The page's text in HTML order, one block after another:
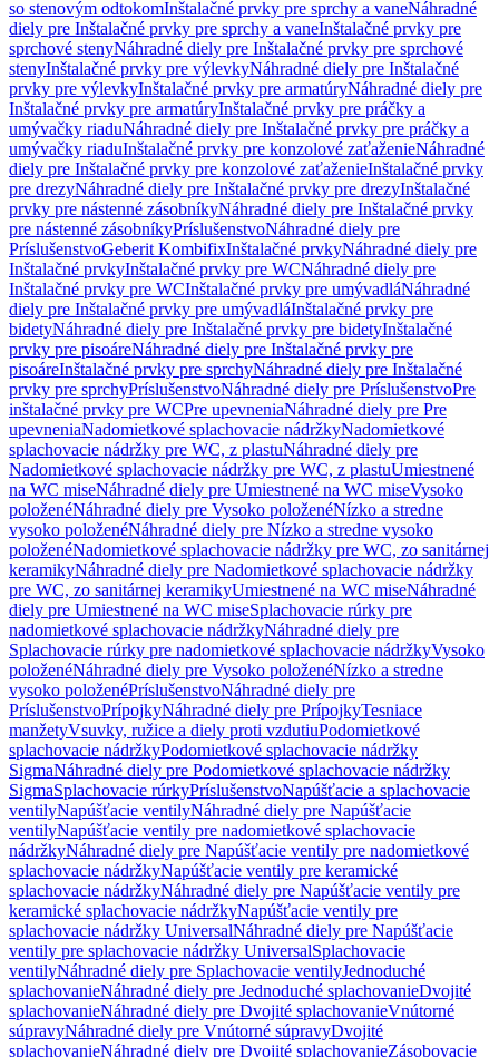
so stenovým odtokomInštalačné prvky pre sprchy a vaneNáhradné
diely pre Inštalačné prvky pre sprchy a vaneInštalačné prvky pre
sprchové stenyNáhradné diely pre Inštalačné prvky pre sprchové
stenyInštalačné prvky pre výlevkyNáhradné diely pre Inštalačné
prvky pre výlevkyInštalačné prvky pre armatúryNáhradné diely pre
Inštalačné prvky pre armatúryInštalačné prvky pre práčky a
umývačky riaduNáhradné diely pre Inštalačné prvky pre práčky a
umývačky riaduInštalačné prvky pre konzolové zaťaženieNáhradné
diely pre Inštalačné prvky pre konzolové zaťaženieInštalačné prvky
pre drezyNáhradné diely pre Inštalačné prvky pre drezyInštalačné
prvky pre nástenné zásobníkyNáhradné diely pre Inštalačné prvky
pre nástenné zásobníkyPríslušenstvoNáhradné diely pre
PríslušenstvoGeberit KombifixInštalačné prvkyNáhradné diely pre
Inštalačné prvkyInštalačné prvky pre WCNáhradné diely pre
Inštalačné prvky pre WCInštalačné prvky pre umývadláNáhradné
diely pre Inštalačné prvky pre umývadláInštalačné prvky pre
bidetyNáhradné diely pre Inštalačné prvky pre bidetyInštalačné
prvky pre pisoáreNáhradné diely pre Inštalačné prvky pre
pisoáreInštalačné prvky pre sprchyNáhradné diely pre Inštalačné
prvky pre sprchyPríslušenstvoNáhradné diely pre PríslušenstvoPre
inštalačné prvky pre WCPre upevneniaNáhradné diely pre Pre
upevneniaNadomietkové splachovacie nádržkyNadomietkové
splachovacie nádržky pre WC, z plastuNáhradné diely pre
Nadomietkové splachovacie nádržky pre WC, z plastuUmiestnené
na WC miseNáhradné diely pre Umiestnené na WC miseVysoko
položenéNáhradné diely pre Vysoko položenéNízko a stredne
vysoko položenéNáhradné diely pre Nízko a stredne vysoko
položenéNadomietkové splachovacie nádržky pre WC, zo sanitárnej
keramikyNáhradné diely pre Nadomietkové splachovacie nádržky
pre WC, zo sanitárnej keramikyUmiestnené na WC miseNáhradné
diely pre Umiestnené na WC miseSplachovacie rúrky pre
nadomietkové splachovacie nádržkyNáhradné diely pre
Splachovacie rúrky pre nadomietkové splachovacie nádržkyVysoko
položenéNáhradné diely pre Vysoko položenéNízko a stredne
vysoko položenéPríslušenstvoNáhradné diely pre
PríslušenstvoPrípojkyNáhradné diely pre PrípojkyTesniace
manžetyVsuvky, ružice a diely proti vzdutiuPodomietkové
splachovacie nádržkyPodomietkové splachovacie nádržky
SigmaNáhradné diely pre Podomietkové splachovacie nádržky
SigmaSplachovacie rúrkyPríslušenstvoNapúšťacie a splachovacie
ventilyNapúšťacie ventilyNáhradné diely pre Napúšťacie
ventilyNapúšťacie ventily pre nadomietkové splachovacie
nádržkyNáhradné diely pre Napúšťacie ventily pre nadomietkové
splachovacie nádržkyNapúšťacie ventily pre keramické
splachovacie nádržkyNáhradné diely pre Napúšťacie ventily pre
keramické splachovacie nádržkyNapúšťacie ventily pre
splachovacie nádržky UniversalNáhradné diely pre Napúšťacie
ventily pre splachovacie nádržky UniversalSplachovacie
ventilyNáhradné diely pre Splachovacie ventilyJednoduché
splachovanieNáhradné diely pre Jednoduché splachovanieDvojité
splachovanieNáhradné diely pre Dvojité splachovanieVnútorné
súpravyNáhradné diely pre Vnútorné súpravyDvojité
splachovanieNáhradné diely pre Dvojité splachovanieZásobovacie